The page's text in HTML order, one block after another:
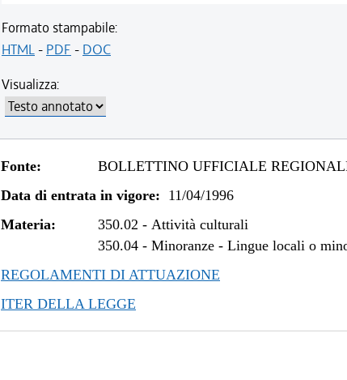
Formato stampabile:
HTML- PDF - DOC
Visualizza:
Fonte:
BOLLETTINO UFFICIALE
Data di entrata in vigore: 11/04/1996
Materia:
350.02 -Attività culturali
350.04 -Minoranze - Lingue locali o
REGOLAMENTI DI ATTUAZIONE
ITER DELLA LEGGE